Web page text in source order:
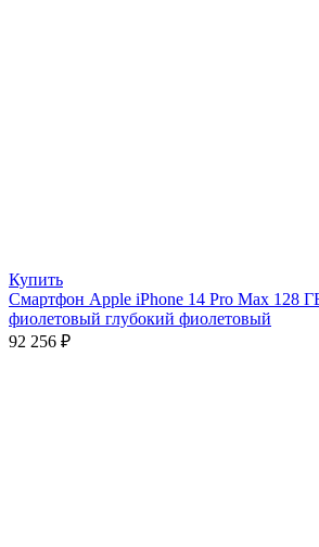
Купить
Смартфон Apple iPhone 14 Pro Max 128
фиолетовый глубокий фиолетовый
92 256 ₽